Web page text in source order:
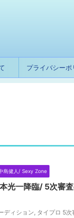
プライバシーポ
島健人/ Sexy Zone
光一降臨/ 5次審
ディション, タイプロ 5次